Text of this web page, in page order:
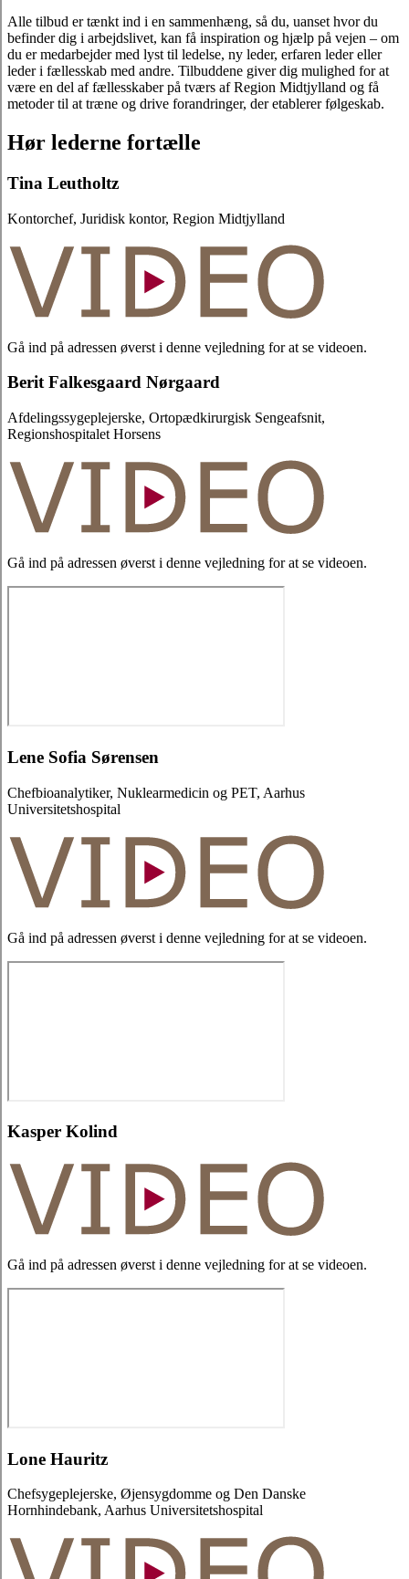
Alle tilbud er tænkt ind i en sammenhæng, så du, uanset hvor du
befinder dig i arbejdslivet, kan få inspiration og hjælp på vejen – om
du er medarbejder med lyst til ledelse, ny leder, erfaren leder eller
leder i fællesskab med andre. Tilbuddene giver dig mulighed for at
være en del af fællesskaber på tværs af Region Midtjylland og få
metoder til at træne og drive forandringer, der etablerer følgeskab.
Hør lederne fortælle
Tina Leutholtz
Kontorchef, Juridisk kontor, Region Midtjylland
Gå ind på adressen øverst i denne vejledning for at se videoen.
Berit Falkesgaard Nørgaard
Afdelingssygeplejerske, Ortopædkirurgisk Sengeafsnit,
Regionshospitalet Horsens
Gå ind på adressen øverst i denne vejledning for at se videoen.
Lene Sofia Sørensen
Chefbioanalytiker, Nuklearmedicin og PET, Aarhus
Universitetshospital
Gå ind på adressen øverst i denne vejledning for at se videoen.
Kasper Kolind
Gå ind på adressen øverst i denne vejledning for at se videoen.
Lone Hauritz
Chefsygeplejerske, Øjensygdomme og Den Danske
Hornhindebank, Aarhus Universitetshospital